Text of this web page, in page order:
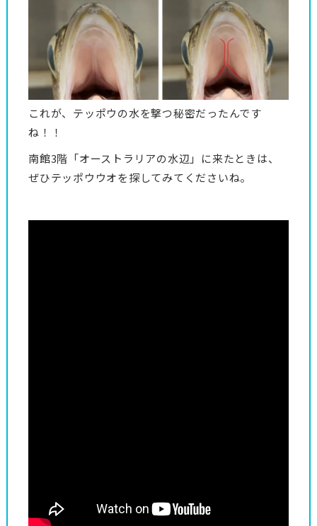
これが、テッポウの水を撃つ秘密だったんです
ね！！
南館3階「オーストラリアの水辺」に来たときは、
ぜひテッポウウオを探してみてくださいね。